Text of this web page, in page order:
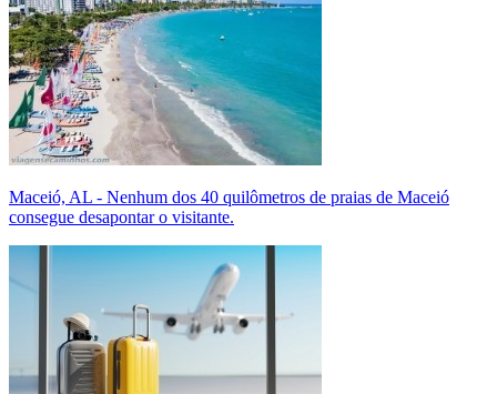
Maceió, AL - Nenhum dos 40 quilômetros de praias de Maceió
consegue desapontar o visitante.